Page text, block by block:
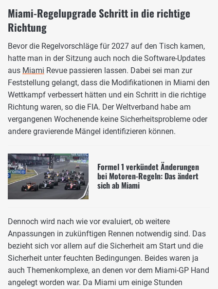
Miami-Regelupgrade Schritt in die richtige
Richtung
Bevor die Regelvorschläge für 2027 auf den Tisch kamen,
hatte man in der Sitzung auch noch die Software-Updates
aus Miami Revue passieren lassen. Dabei sei man zur
Feststellung gelangt, dass die Modifikationen in Miami den
Wettkampf verbessert hätten und ein Schritt in die richtige
Richtung waren, so die FIA. Der Weltverband habe am
vergangenen Wochenende keine Sicherheitsprobleme oder
andere gravierende Mängel identifizieren können.
Formel 1 verkündet Änderungen
bei Motoren-Regeln: Das ändert
sich ab Miami
Dennoch wird nach wie vor evaluiert, ob weitere
Anpassungen in zukünftigen Rennen notwendig sind. Das
bezieht sich vor allem auf die Sicherheit am Start und die
Sicherheit unter feuchten Bedingungen. Beides waren ja
auch Themenkomplexe, an denen vor dem Miami-GP Hand
angelegt worden war. Da Miami um einige Stunden